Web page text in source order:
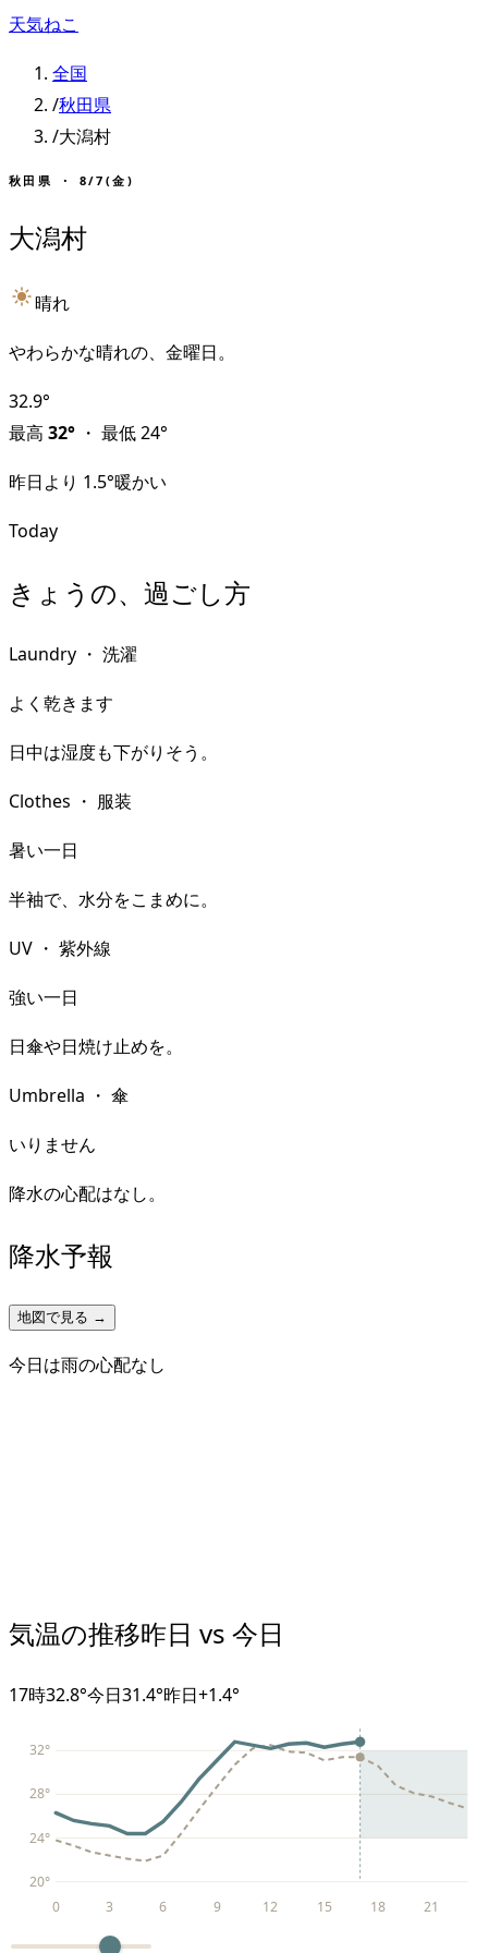
天気ねこ
全国
/秋田県
/大潟村
秋田県 ・ 8/7(金)
大潟村
晴れ
やわらかな晴れの、金曜日。
32.9°
最高 32° ・ 最低24°
昨日より 1.5°暖かい
Today
きょうの、過ごし方
Laundry ・ 洗濯
よく乾きます
日中は湿度も下がりそう。
Clothes ・ 服装
暑い一日
半袖で、水分をこまめに。
UV ・ 紫外線
強い一日
日傘や日焼け止めを。
Umbrella ・ 傘
いりません
降水の心配はなし。
降水予報
地図で見る →
今日は雨の心配なし
気温の推移昨日 vs 今日
17時32.8°今日31.4°昨日+1.4°
20°
24°
28°
32°
0 3 6 9 12 15 18 21